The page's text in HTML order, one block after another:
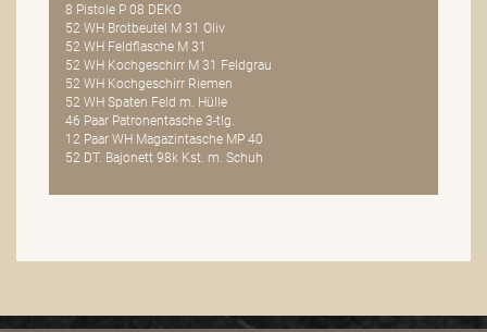
8 Pistole P 08 DEKO
52 WH Brotbeutel M 31 Oliv
52 WH Feldflasche M 31
52 WH Kochgeschirr M 31 Feldgrau
52 WH Kochgeschirr Riemen
52 WH Spaten Feld m. Hülle
46 Paar Patronentasche 3-tlg.
12 Paar WH Magazintasche MP 40
52 DT. Bajonett 98k Kst. m. Schuh